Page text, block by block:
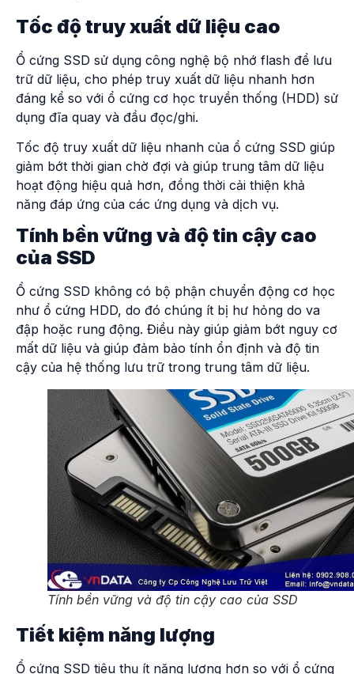
Tốc độ truy xuất dữ liệu cao
Ổ cứng SSD sử dụng công nghệ bộ nhớ flash để lưu
trữ dữ liệu, cho phép truy xuất dữ liệu nhanh hơn
đáng kể so với ổ cứng cơ học truyền thống (HDD) sử
dụng đĩa quay và đầu đọc/ghi.
Tốc độ truy xuất dữ liệu nhanh của ổ cứng SSD giúp
giảm bớt thời gian chờ đợi và giúp trung tâm dữ liệu
hoạt động hiệu quả hơn, đồng thời cải thiện khả
năng đáp ứng của các ứng dụng và dịch vụ.
Tính bền vững và độ tin cậy cao
của SSD
Ổ cứng SSD không có bộ phận chuyển động cơ học
như ổ cứng HDD, do đó chúng ít bị hư hỏng do va
đập hoặc rung động. Điều này giúp giảm bớt nguy cơ
mất dữ liệu và giúp đảm bảo tính ổn định và độ tin
cậy của hệ thống lưu trữ trong trung tâm dữ liệu.
Tính bền vững và độ tin cậy cao của SSD
Tiết kiệm năng lượng
Ổ cứng SSD tiêu thụ ít năng lượng hơn so với ổ cứng